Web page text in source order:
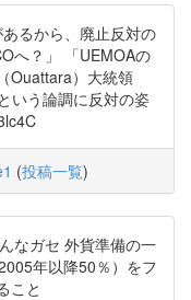
るから、廃止反対の
へ？」 「UEMOAの
Ouattara）大統領
いう論調に反対の姿
(投稿一覧)
なガセ 外貨準備の一
年以降50％）をフ
こと